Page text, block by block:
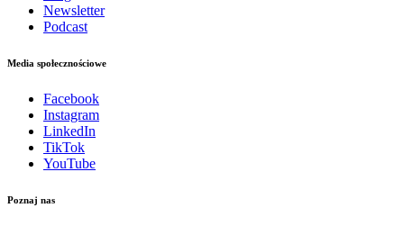
Newsletter
Podcast
Media społecznościowe
Facebook
Instagram
LinkedIn
TikTok
YouTube
Poznaj nas